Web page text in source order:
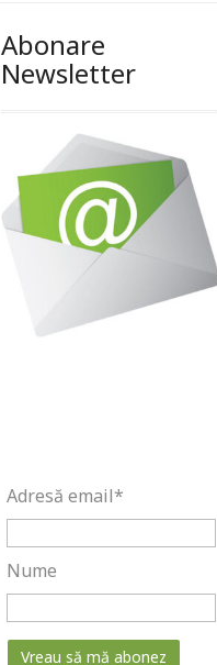
Abonare
Newsletter
Adresă email*
Nume